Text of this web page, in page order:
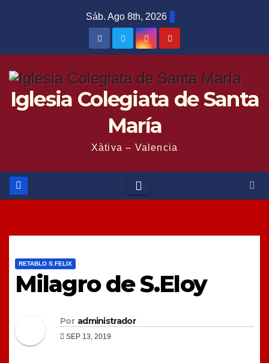
Sáb. Ago 8th, 2026
Iglesia Colegiata de Santa
María
Xàtiva – Valencia
RETABLO S.FELIX
Milagro de S.Eloy
Por administrador
SEP 13, 2019